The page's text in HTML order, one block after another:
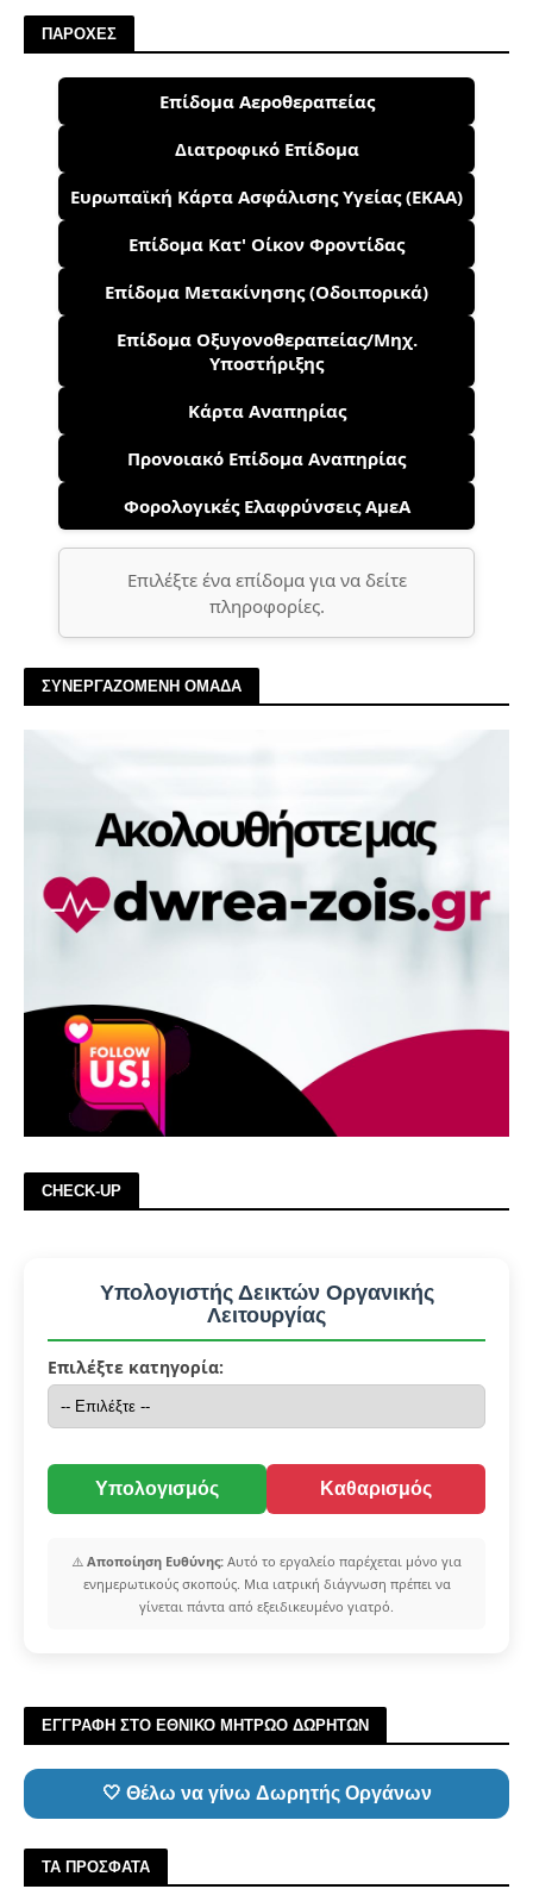
ΠΑΡΟΧΕΣ
Επίδομα Αεροθεραπείας
Διατροφικό Επίδομα
Ευρωπαϊκή Κάρτα Ασφάλισης Υγείας (ΕΚΑΑ)
Επίδομα Κατ' Οίκον Φροντίδας
Επίδομα Μετακίνησης (Οδοιπορικά)
Επίδομα Οξυγονοθεραπείας/Μηχ.
Υποστήριξης
Κάρτα Αναπηρίας
Προνοιακό Επίδομα Αναπηρίας
Φορολογικές Ελαφρύνσεις ΑμεΑ
Επιλέξτε ένα επίδομα για να δείτε
πληροφορίες.
ΣΥΝΕΡΓΑΖΟΜΕΝΗ ΟΜΑΔΑ
CHECK-UP
Υπολογιστής Δεικτών Οργανικής
Λειτουργίας
Επιλέξτε κατηγορία:
Υπολογισμός Καθαρισμός
⚠️ Αποποίηση Ευθύνης: Αυτό το εργαλείο παρέχεται μόνο για
ενημερωτικούς σκοπούς. Μια ιατρική διάγνωση πρέπει να
γίνεται πάντα από εξειδικευμένο γιατρό.
ΕΓΓΡΑΦΗ ΣΤΟ ΕΘΝΙΚΟ ΜΗΤΡΩΟ ΔΩΡΗΤΩΝ
🤍 Θέλω να γίνω Δωρητής Οργάνων
ΤΑ ΠΡΟΣΦΑΤΑ